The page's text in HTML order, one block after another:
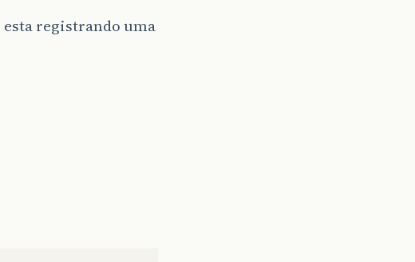
esta registrando uma